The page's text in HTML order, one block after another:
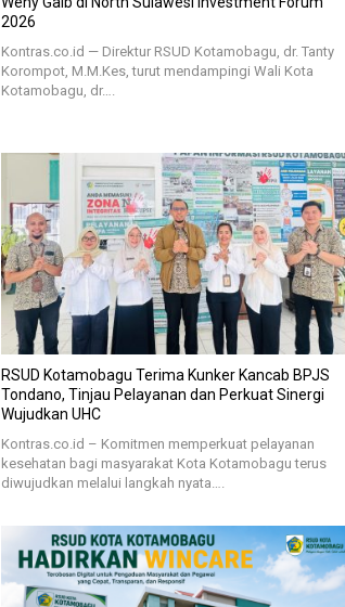
2026
Kontras.co.id — Direktur RSUD Kotamobagu, dr. Tanty
Korompot, M.M.Kes, turut mendampingi Wali Kota
Kotamobagu, dr….
RSUD Kotamobagu Terima Kunker Kancab BPJS
Tondano, Tinjau Pelayanan dan Perkuat Sinergi
Wujudkan UHC
Kontras.co.id – Komitmen memperkuat pelayanan
kesehatan bagi masyarakat Kota Kotamobagu terus
diwujudkan melalui langkah nyata….